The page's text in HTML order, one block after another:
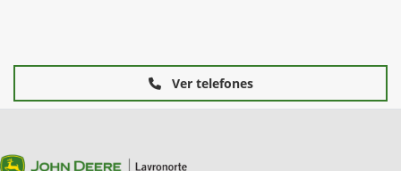
Ver telefones